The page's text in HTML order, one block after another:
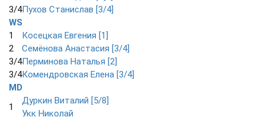
3/4Пухов Станислав [3/4]
WS
1
Косецкая Евгения [1]
2
Семёнова Анастасия [3/4]
3/4Перминова Наталья [2]
3/4Комендровская Елена [3/4]
MD
1
Дуркин Виталий [5/8]
Укк Николай